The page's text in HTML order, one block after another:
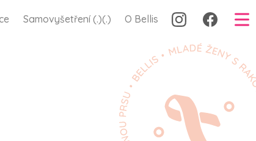
Samovyšetření (.)(.) O Bellis